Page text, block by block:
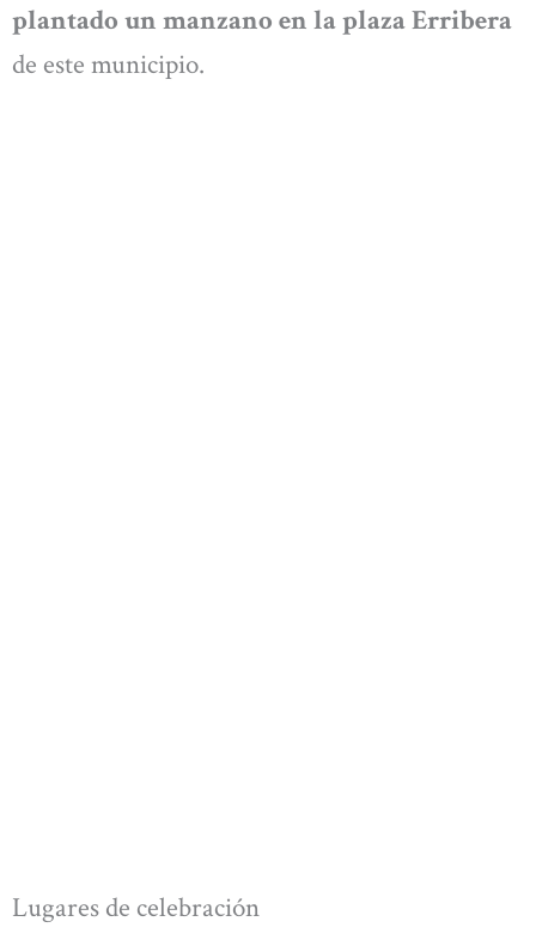
plantado un manzano en la plaza Erribera
de este municipio.
Lugares de celebración